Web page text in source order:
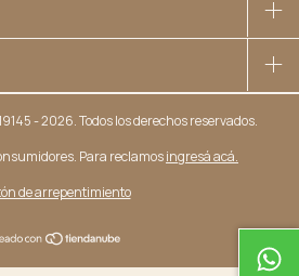
- 2026. Todos los derechos reservados.
Para reclamosingresá acá.
de arrepentimiento